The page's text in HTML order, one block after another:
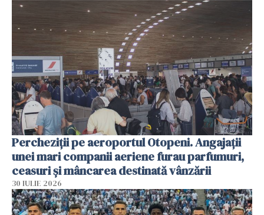
Percheziții pe aeroportul Otopeni. Angajații
unei mari companii aeriene furau parfumuri,
ceasuri și mâncarea destinată vânzării
30 IULIE 2026